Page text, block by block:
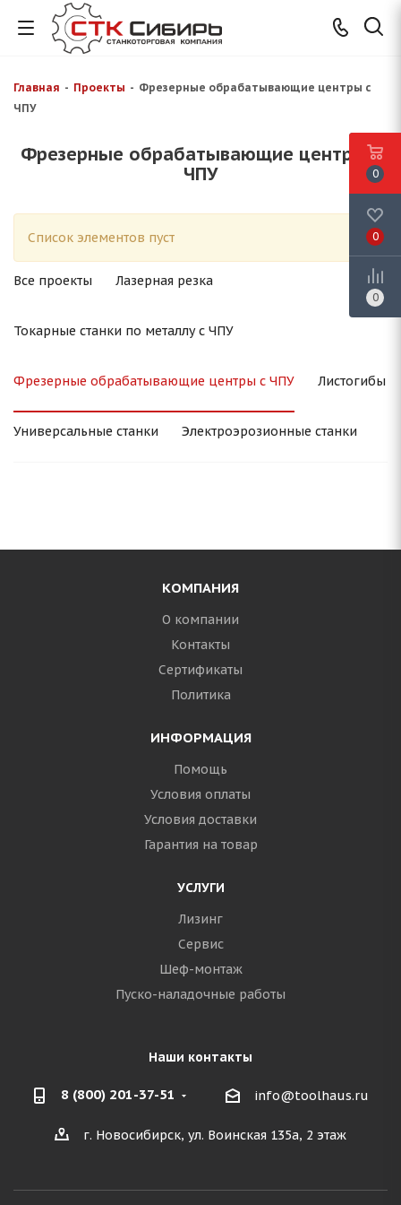
Главная - Проекты - Фрезерные обрабатывающие центры с
ЧПУ
Фрезерные обрабатывающие центры с
ЧПУ
Список элементов пуст
Все проекты Лазерная резка
Токарные станки по металлу с ЧПУ
Фрезерные обрабатывающие центры с ЧПУ Листогибы
Универсальные станки Электроэрозионные станки
КОМПАНИЯ
О компании
Контакты
Сертификаты
Политика
ИНФОРМАЦИЯ
Помощь
Условия оплаты
Условия доставки
Гарантия на товар
УСЛУГИ
Лизинг
Сервис
Шеф-монтаж
Пуско-наладочные работы
Наши контакты
8 (800) 201-37-51 info@toolhaus.ru
г. Новосибирск, ул. Воинская 135а, 2 этаж
0
0
0